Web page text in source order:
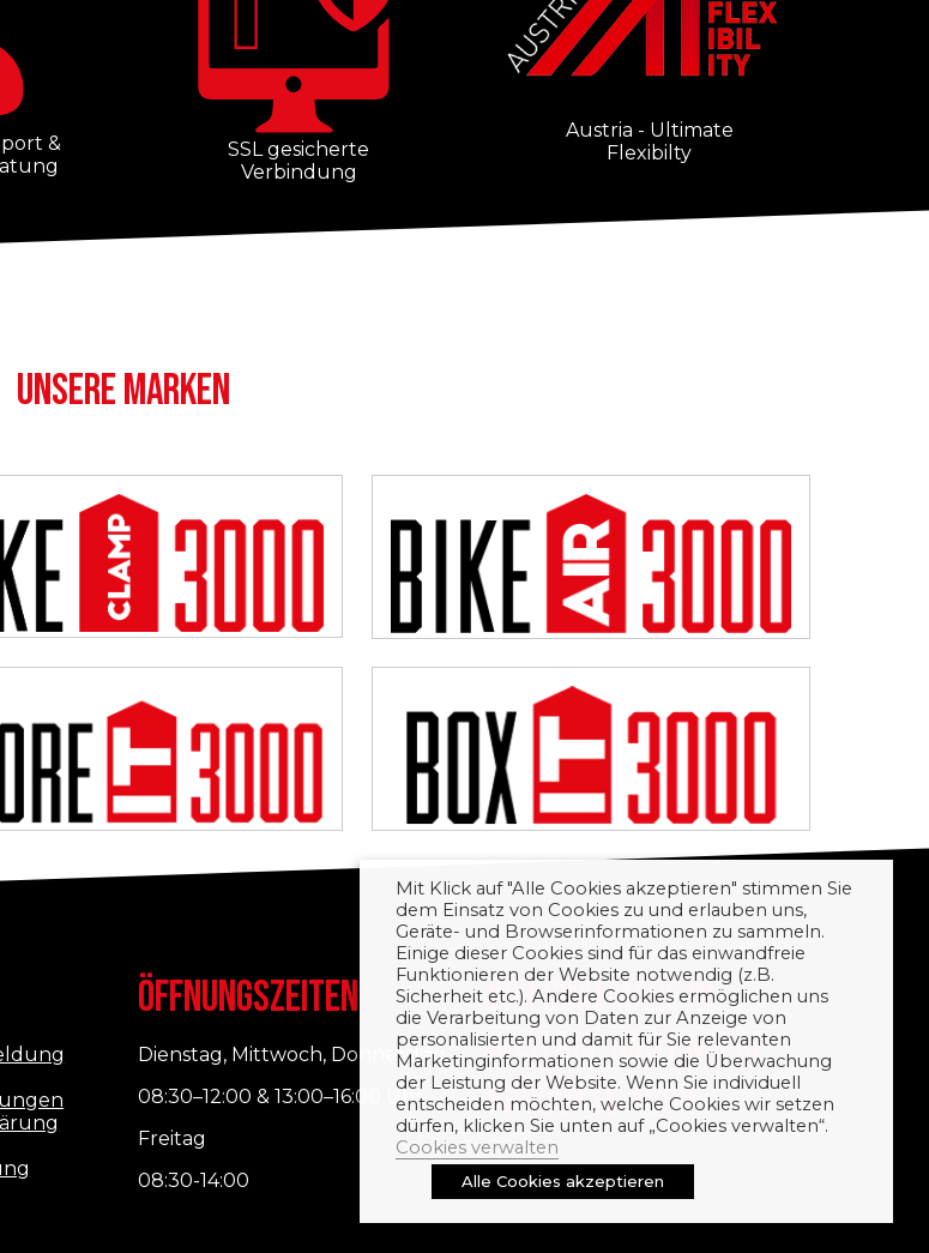
&
SSL gesicherte
Verbindung
Austria - Ultimate
Flexibilty
UNSERE MARKEN
ÖFFNUNGSZEITEN
Dienstag, Mittwoch, Donnerstag
08:30–12:00 & 13:00–16:00 Uhr
Freitag
08:30-14:00
WIR SIND MADE IN
AUSTRIA. UND UNSERE
PRODUKTE AUCH.
Mit Klick auf "Alle Cookies akzeptieren" stimmen Sie
dem Einsatz von Cookies zu und erlauben uns,
Geräte- und Browserinformationen zu sammeln.
Einige dieser Cookies sind für das einwandfreie
Funktionieren der Website notwendig (z.B.
Sicherheit etc.). Andere Cookies ermöglichen uns
die Verarbeitung von Daten zur Anzeige von
personalisierten und damit für Sie relevanten
Marketinginformationen sowie die Überwachung
der Leistung der Website. Wenn Sie individuell
entscheiden möchten, welche Cookies wir setzen
dürfen, klicken Sie unten auf „Cookies verwalten“.
Cookies verwalten
Alle Cookies akzeptieren